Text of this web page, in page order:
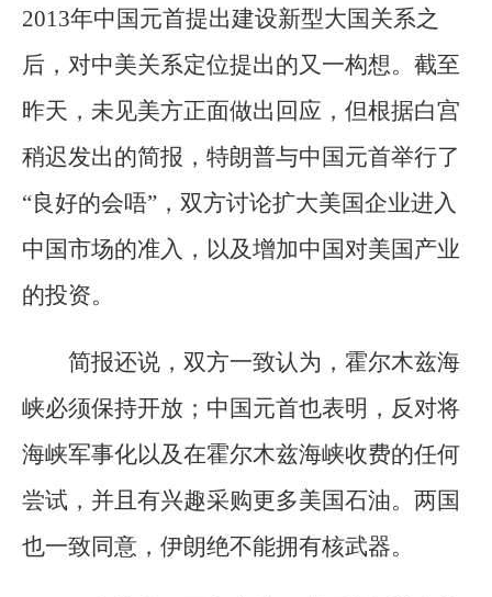
2013年中国元首提出建设新型大国关系之
后，对中美关系定位提出的又一构想。截至
昨天，未见美方正面做出回应，但根据白宫
稍迟发出的简报，特朗普与中国元首举行了
“良好的会唔”，双方讨论扩大美国企业进入
中国市场的准入，以及增加中国对美国产业
的投资。
简报还说，双方一致认为，霍尔木兹海
峡必须保持开放；中国元首也表明，反对将
海峡军事化以及在霍尔木兹海峡收费的任何
尝试，并且有兴趣采购更多美国石油。两国
也一致同意，伊朗绝不能拥有核武器。